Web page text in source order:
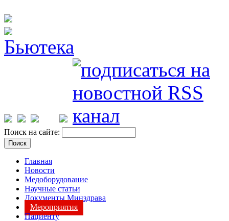
Поиск на сайте:
Главная
Новости
Медоборудование
Научные статьи
Документы Минздрава
Мероприятия
Пациенту